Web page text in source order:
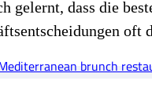
gelernt, dass die